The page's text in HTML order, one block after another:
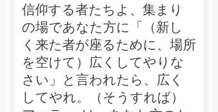
信仰する者たちよ、集まり
の場であなた方に「（新し
く来た者が座るために、場所
を空けて）広くしてやりな
さい」と言われたら、広く
してやれ。（そうすれば）